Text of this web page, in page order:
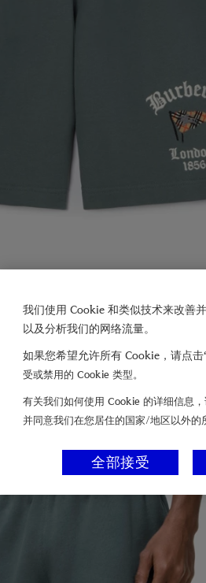
我们使用 Cookie 和类似技术来改善
以及分析我们的网络流量。
如果您希望允许所有 Cookie，请点击
受或禁用的 Cookie 类型。
有关我们如何使用 Cookie 的详细信息
并同意我们在您居住的国家/地区以外的
全部接受